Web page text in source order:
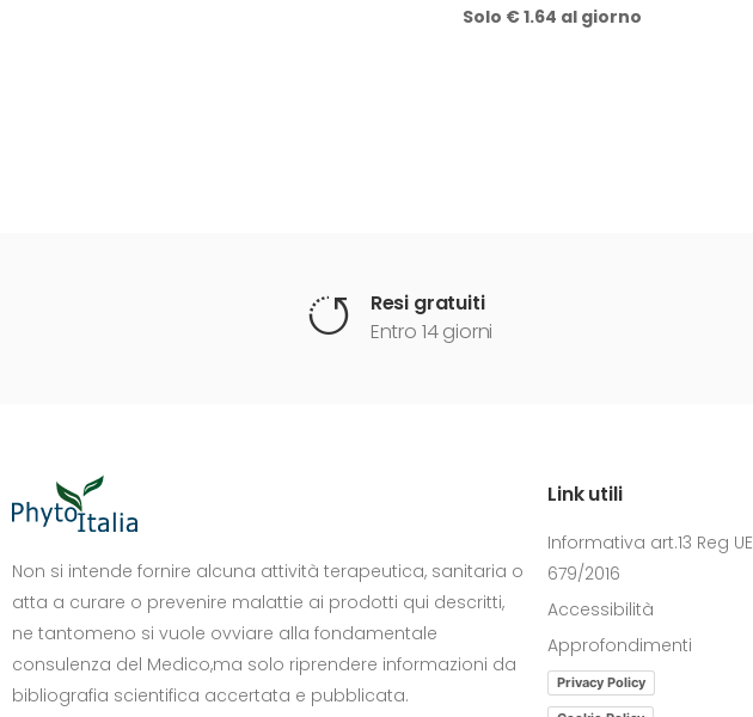
Solo € 1.64 al giorno
Resi gratuiti
Entro 14 giorni
Non si intende fornire alcuna attività terapeutica, sanitaria o
atta a curare o prevenire malattie ai prodotti qui descritti,
ne tantomeno si vuole ovviare alla fondamentale
consulenza del Medico,ma solo riprendere informazioni da
bibliografia scientifica accertata e pubblicata.
Link utili
Informativa art.13 Reg UE
679/2016
Accessibilità
Approfondimenti
Privacy Policy
DIMENSIONE TESTO
A- +0% A+
CONTRASTO
Standard Alto Scuro Chiaro
OPZIONI